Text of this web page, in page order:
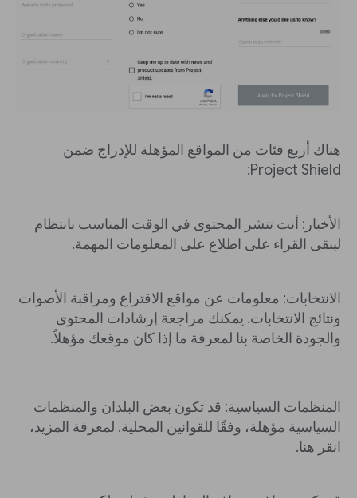
هناك أربع فئات من المواقع المؤهلة للإدراج ضمن
Project Shield:
الأخبار: أنت تنشر المحتوى في الوقت المناسب بانتظام
ليبقى القراء على اطلاع على المعلومات المهمة.
الانتخابات: معلومات عن مواقع الاقتراع ومراقبة الأصوات
ونتائج الانتخابات. يمكنك مراجعة إرشادات المحتوى
والجودة الخاصة بنا لمعرفة ما إذا كان موقعك مؤهلاً.
المنظمات السياسية: قد تكون بعض البلدان والمنظمات
السياسية مؤهلة، وفقًا للقوانين المحلية. لمعرفة المزيد،
انقر هنا.